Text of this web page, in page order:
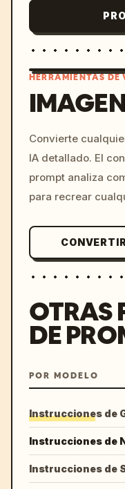
HERRAMIENTAS DE
Convierte
IA detallado. El
prompt analiza
para recrear
OTRAS
DE
POR MODELO
Instrucciones de
Instrucciones de
Instrucciones de